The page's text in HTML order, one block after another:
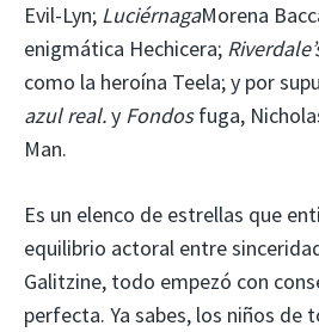
Evil-Lyn; LuciérnagaMorena
enigmática Hechicera;
como la heroína Teela; y por
azul real.y Fondosfuga,
Man.
Es un elenco de estrellas que
equilibrio actoral entre
Galitzine, todo empezó con
perfecta. Ya sabes, los niños de